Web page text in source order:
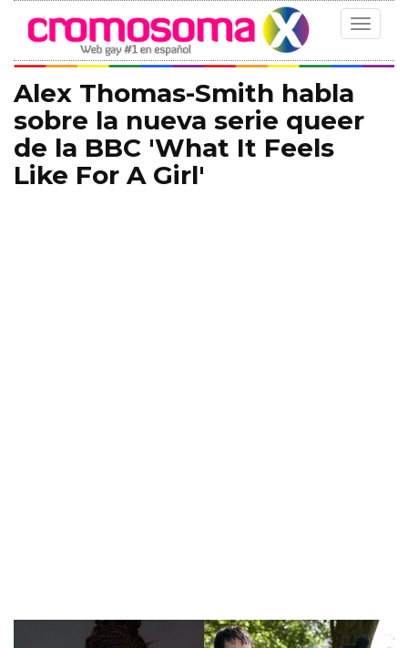
Toggle
Alex Thomas-Smith habla
sobre la nueva serie queer
de la BBC 'What It Feels
Like For A Girl'